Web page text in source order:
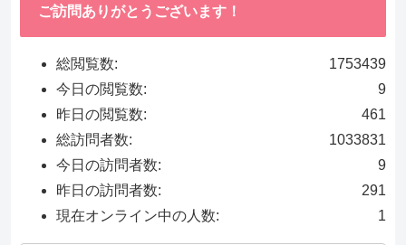
ご訪問ありがとうございます！
1753439
総閲覧数:
9
今日の閲覧数:
461
昨日の閲覧数:
1033831
総訪問者数:
9
今日の訪問者数:
291
昨日の訪問者数:
1
現在オンライン中の人数: